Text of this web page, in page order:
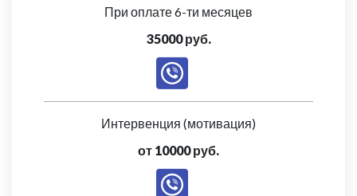
При оплате 6-ти месяцев
35000 руб.
Интервенция (мотивация)
от 10000 руб.